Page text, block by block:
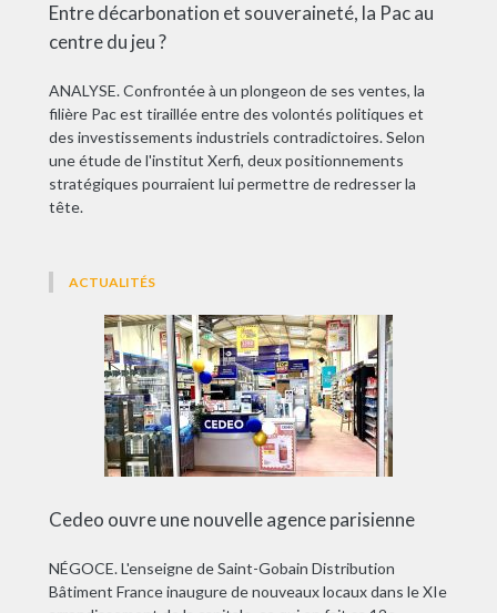
Entre décarbonation et souveraineté, la Pac au
centre du jeu ?
ANALYSE. Confrontée à un plongeon de ses ventes, la
filière Pac est tiraillée entre des volontés politiques et
des investissements industriels contradictoires. Selon
une étude de l'institut Xerfi, deux positionnements
stratégiques pourraient lui permettre de redresser la
tête.
ACTUALITÉS
Cedeo ouvre une nouvelle agence parisienne
NÉGOCE. L'enseigne de Saint-Gobain Distribution
Bâtiment France inaugure de nouveaux locaux dans le XIe